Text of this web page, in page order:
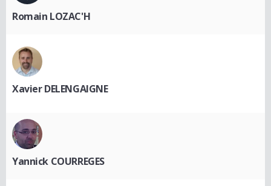
Romain LOZAC'H
Xavier DELENGAIGNE
Yannick COURREGES